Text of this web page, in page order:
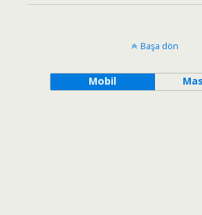
Başa dön
Mobil